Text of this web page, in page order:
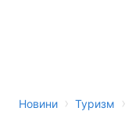
Новини › Туризм ›